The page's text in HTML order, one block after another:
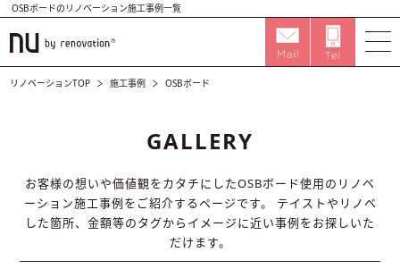
OSBボードのリノベーション施工事例一覧
リノベーションTOP 施工事例 OSBボード
GALLERY
お客様の想いや価値観をカタチにしたOSBボード使用のリノベ
ーション施工事例をご紹介するページです。
テイストやリノベ
した箇所、金額等のタグからイメージに近い事例をお探しいた
だけます。